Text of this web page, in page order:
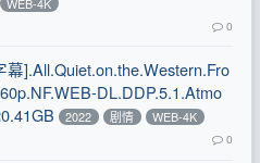
0
].All.Quiet.on.the.Western.Fro
DL.DDP.5.1.Atmo
2022 剧情 WEB-4K
0